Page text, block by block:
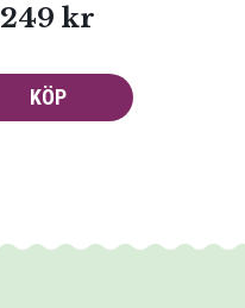
249 kr
KÖP